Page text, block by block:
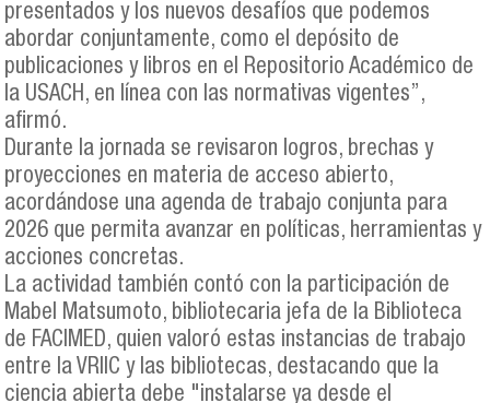
presentados y los nuevos desafíos que podemos
abordar conjuntamente, como el depósito de
publicaciones y libros en el Repositorio Académico de
la USACH, en línea con las normativas vigentes”,
afirmó.
Durante la jornada se revisaron logros, brechas y
proyecciones en materia de acceso abierto,
acordándose una agenda de trabajo conjunta para
2026 que permita avanzar en políticas, herramientas y
acciones concretas.
La actividad también contó con la participación de
Mabel Matsumoto, bibliotecaria jefa de la Biblioteca
de FACIMED, quien valoró estas instancias de trabajo
entre la VRIIC y las bibliotecas, destacando que la
ciencia abierta debe "instalarse ya desde el